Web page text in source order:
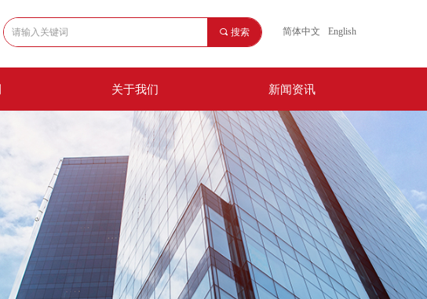
关于我们 新闻资讯
끅 400-008-8807
끠 搜索 简体中文 English